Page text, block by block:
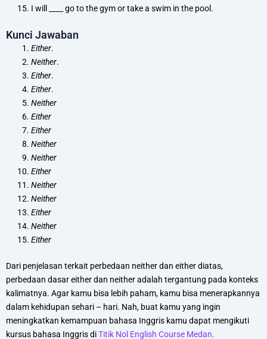
I will ____ go to the gym or take a swim in the pool.
Kunci Jawaban
Either.
Neither.
Either.
Either.
Neither
Either
Either
Neither
Neither
Either
Neither
Neither
Either
Neither
Either
Dari penjelasan terkait perbedaan neither dan either diatas,
perbedaan dasar either dan neither adalah tergantung pada konteks
kalimatnya. Agar kamu bisa lebih paham, kamu bisa menerapkannya
dalam kehidupan sehari – hari. Nah, buat kamu yang ingin
meningkatkan kemampuan bahasa Inggris kamu dapat mengikuti
kursus bahasa Inggris diTitik Nol English Course Medan.